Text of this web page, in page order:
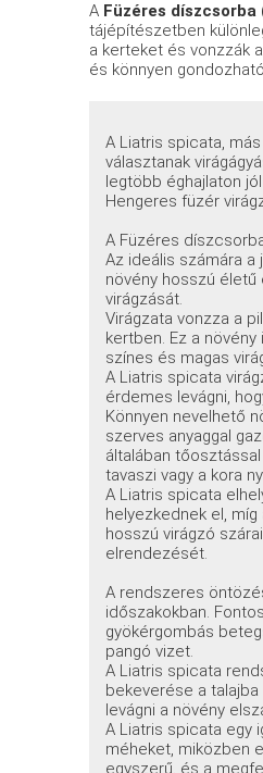
A Füzéres
tájépítészetben
a kerteket és vonzzák
és könnyen
A Liatris spicata,
választanak
legtöbb éghajlaton
Hengeres füzér
A Füzéres
Az ideális számára a
növény hosszú életű
virágzását.
Virágzata vonzza a
kertben. Ez a
színes és magas
A Liatris spicata
érdemes levágni,
Könnyen nevelhető
szerves anyaggal
általában
tavaszi vagy a kora
A Liatris spicata
helyezkednek el,
hosszú virágzó
elrendezését.
A rendszeres
időszakokban.
gyökérgombás
pangó vizet.
A Liatris spicata
bekeverése a
levágni a növény
A Liatris spicata egy
méheket, miközben
egyszerű, és a